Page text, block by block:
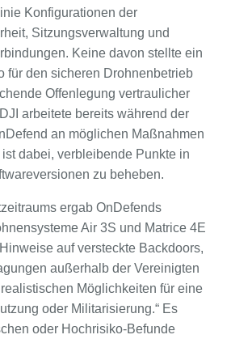
Konfigurationen der
Sitzungsverwaltung und
Keine davon stellte ein
für den sicheren Drohnenbetrieb
Offenlegung vertraulicher
arbeitete bereits während der
an möglichen Maßnahmen
dabei, verbleibende Punkte in
zu beheben.
ergab OnDefends
Air 3S und Matrice 4E
auf versteckte Backdoors,
außerhalb der Vereinigten
Möglichkeiten für eine
oder Militarisierung.“ Es
oder Hochrisiko-Befunde